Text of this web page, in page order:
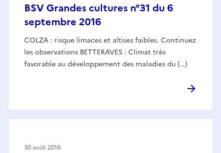
BSV Grandes cultures n°31 du 6
septembre 2016
COLZA : risque limaces et altises faibles. Continuez
les observations BETTERAVES : Climat très
favorable au développement des maladies du (…)
30 août 2016